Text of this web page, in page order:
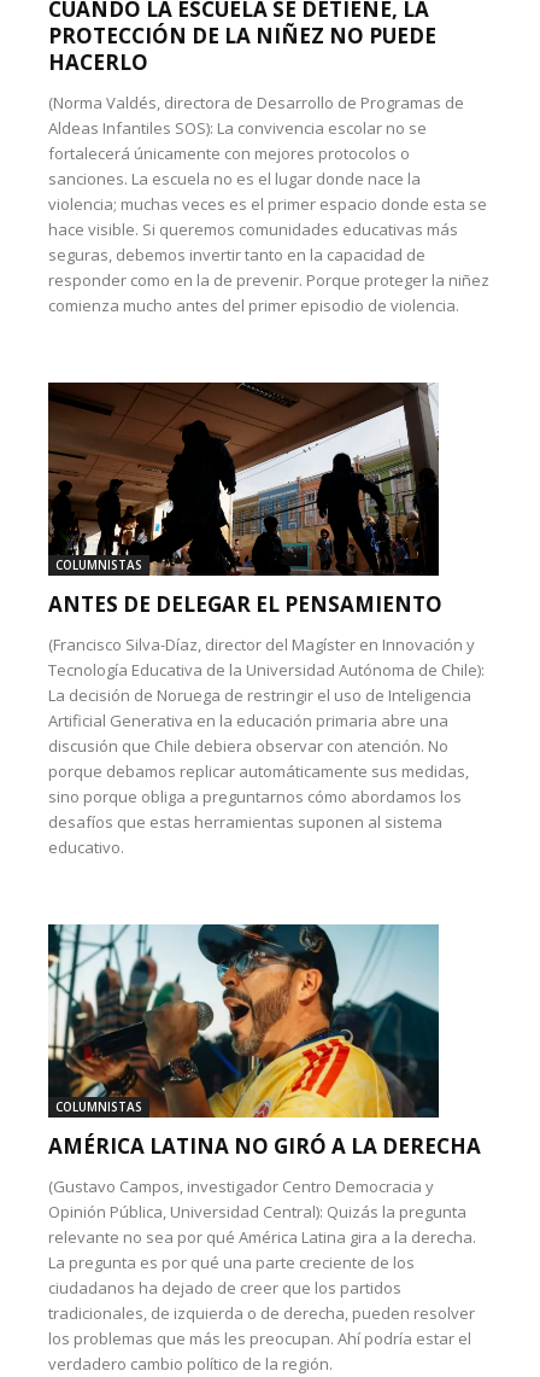
CUANDO LA ESCUELA SE DETIENE, LA
PROTECCIÓN DE LA NIÑEZ NO PUEDE
HACERLO
(Norma Valdés, directora de Desarrollo de Programas de
Aldeas Infantiles SOS): La convivencia escolar no se
fortalecerá únicamente con mejores protocolos o
sanciones. La escuela no es el lugar donde nace la
violencia; muchas veces es el primer espacio donde esta se
hace visible. Si queremos comunidades educativas más
seguras, debemos invertir tanto en la capacidad de
responder como en la de prevenir. Porque proteger la niñez
comienza mucho antes del primer episodio de violencia.
COLUMNISTAS
ANTES DE DELEGAR EL PENSAMIENTO
(Francisco Silva-Díaz, director del Magíster en Innovación y
Tecnología Educativa de la Universidad Autónoma de Chile):
La decisión de Noruega de restringir el uso de Inteligencia
Artificial Generativa en la educación primaria abre una
discusión que Chile debiera observar con atención. No
porque debamos replicar automáticamente sus medidas,
sino porque obliga a preguntarnos cómo abordamos los
desafíos que estas herramientas suponen al sistema
educativo.
COLUMNISTAS
AMÉRICA LATINA NO GIRÓ A LA DERECHA
(Gustavo Campos, investigador Centro Democracia y
Opinión Pública, Universidad Central): Quizás la pregunta
relevante no sea por qué América Latina gira a la derecha.
La pregunta es por qué una parte creciente de los
ciudadanos ha dejado de creer que los partidos
tradicionales, de izquierda o de derecha, pueden resolver
los problemas que más les preocupan. Ahí podría estar el
verdadero cambio político de la región.